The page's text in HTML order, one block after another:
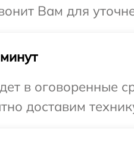
Вам для
в оговоренные
доставим